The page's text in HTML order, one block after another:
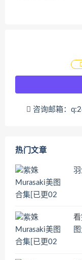
咨询邮箱：
热门文章